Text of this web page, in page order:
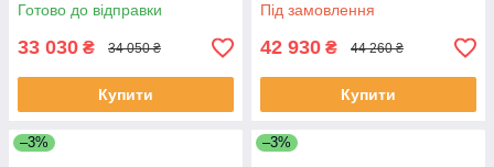
Готово до відправки
33 030 ₴ 34 050 ₴
Купити
Під замовлення
42 930 ₴ 44 260 ₴
Купити
–3% –3%